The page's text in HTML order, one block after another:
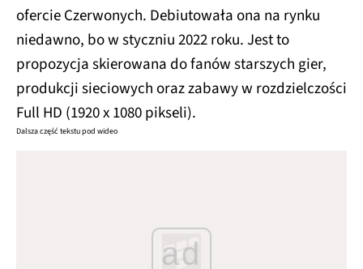
ofercie Czerwonych. Debiutowała ona na rynku
niedawno, bo w styczniu 2022 roku. Jest to
propozycja skierowana do fanów starszych gier,
produkcji sieciowych oraz zabawy w rozdzielczości
Full HD (1920 x 1080 pikseli).
Dalsza część tekstu pod wideo
ad